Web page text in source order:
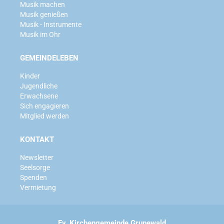
Musik machen
Musik genießen
Musik - Instrumente
Musik im Ohr
GEMEINDELEBEN
Kinder
Jugendliche
Erwachsene
Sich engagieren
Mitglied werden
KONTAKT
Newsletter
Seelsorge
Spenden
Vermietung